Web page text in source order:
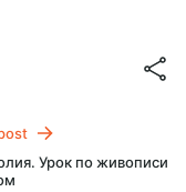
акварелью.
Урок по живописи